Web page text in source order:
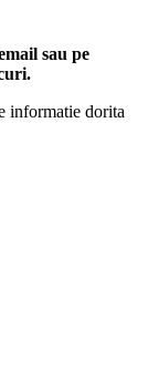
sau pe
informatie dorita